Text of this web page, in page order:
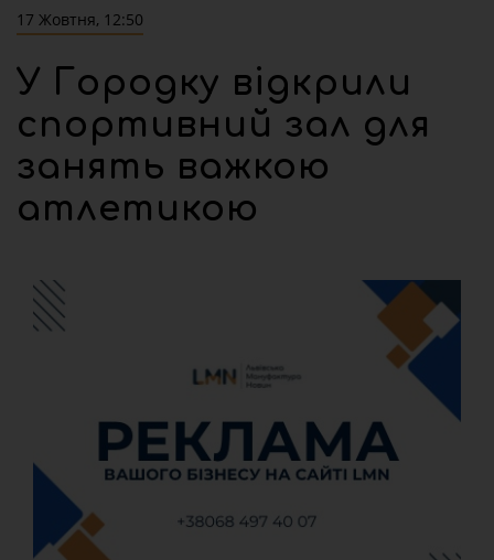
17 Жовтня, 12:50
У Городку відкрили
спортивний зал для
занять важкою
атлетикою